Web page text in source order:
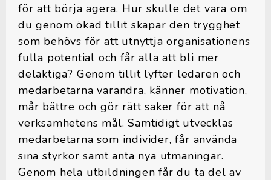
för att börja agera. Hur skulle det vara om
du genom ökad tillit skapar den trygghet
som behövs för att utnyttja organisationens
fulla potential och får alla att bli mer
delaktiga? Genom tillit lyfter ledaren och
medarbetarna varandra, känner motivation,
mår bättre och gör rätt saker för att nå
verksamhetens mål. Samtidigt utvecklas
medarbetarna som individer, får använda
sina styrkor samt anta nya utmaningar.
Genom hela utbildningen får du ta del av